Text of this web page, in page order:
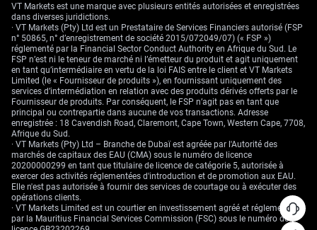
paire. Nous estimons donc que conserver, à ce stade, une vue haussière
sur le dollar américain face au dollar canadien demeure l’approche la
plus prudente.
VT Markets est une marque avec plusieurs entités autorisées et enregistrées
dans diverses juridictions.
· VT Markets (Pty) Ltd est un Prestataire de Services Financiers autorisé (FSP
n° 50865, n° d’enregistrement de société 2015/072049/07) (« FSP »)
réglementé par la Financial Sector Conduct Authority en Afrique du Sud. Le
FSP n’est ni le teneur de marché ni l’émetteur du produit et agit uniquement
en tant qu’intermédiaire en vertu de la loi FAIS entre le client et VT Markets
Limited (le « Fournisseur de produits »), en fournissant uniquement des
services d’intermédiation en relation avec des produits dérivés offerts par le
Fournisseur de produits. Par conséquent, le FSP n’agit pas en tant que
principal ou contrepartie dans aucune de vos transactions. Adresse
enregistrée : 18 Cavendish Road, Claremont, Cape Town, Western Cape, 7708,
Afrique du Sud.
· VT Markets (Pty) Ltd – Branche de Dubaï est agréée par l'Autorité des
marchés de capitaux des EAU (CMA) sous le numéro de licence
20200000299 en tant que titulaire de licence de catégorie 5, autorisée à
exercer des activités réglementées d'introduction et de promotion aux EAU.
Elle n'est pas autorisée à fournir des services de courtage ou à exécuter des
opérations clients.
· VT Markets Limited est un courtier en investissement agréé et réglementé
par la Mauritius Financial Services Commission (FSC) sous le numéro de